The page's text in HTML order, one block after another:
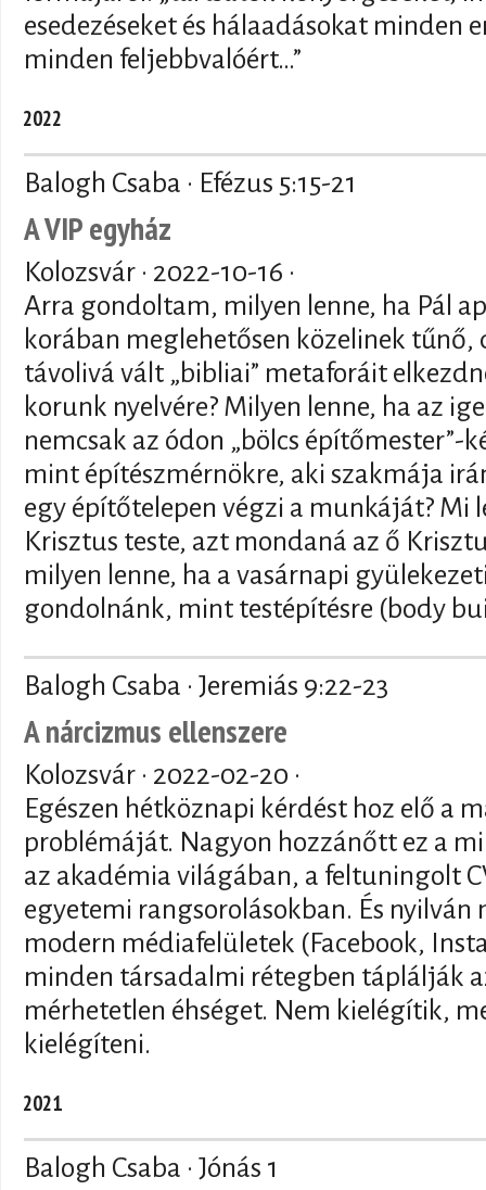
esedezéseket és hálaadásokat minden
minden feljebbvalóért…”
2022
Balogh Csaba · Efézus 5:15-21
A VIP egyház
Kolozsvár · 2022-10-16 ·
Arra gondoltam, milyen lenne, ha Pál
korában meglehetősen közelinek tűnő,
távolivá vált „bibliai” metaforáit
korunk nyelvére? Milyen lenne, ha az
nemcsak az ódon „bölcs
mint építészmérnökre, aki szakmája
egy építőtelepen végzi a munkáját? Mi
Krisztus teste, azt mondaná az ő
milyen lenne, ha a vasárnapi
gondolnánk, mint testépítésre (body
Balogh Csaba · Jeremiás 9:22-23
A nárcizmus ellenszere
Kolozsvár · 2022-02-20 ·
Egészen hétköznapi kérdést hoz elő a
problémáját. Nagyon hozzánőtt ez a
az akadémia világában, a feltuningolt
egyetemi rangsorolásokban. És nyilván
modern médiafelületek (Facebook,
minden társadalmi rétegben táplálják
mérhetetlen éhséget. Nem kielégítik,
kielégíteni.
2021
Balogh Csaba · Jónás 1